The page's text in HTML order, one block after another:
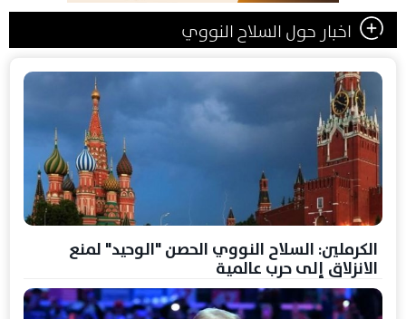
اخبار حول السلاح النووي
الكرملين: السلاح النووي الحصن "الوحيد" لمنع
الانزلاق إلى حرب عالمية